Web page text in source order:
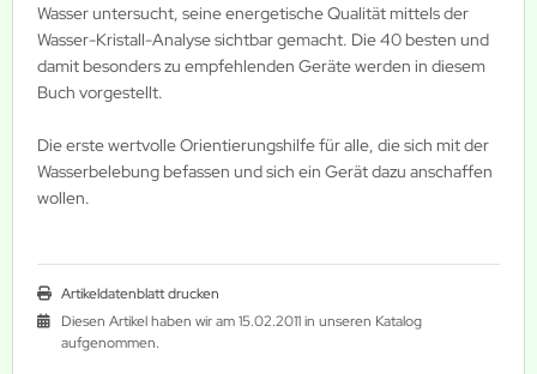
Wasser untersucht, seine energetische Qualität mittels der
Wasser-Kristall-Analyse sichtbar gemacht. Die 40 besten und
damit besonders zu empfehlenden Geräte werden in diesem
Buch vorgestellt.
Die erste wertvolle Orientierungshilfe für alle, die sich mit der
Wasserbelebung befassen und sich ein Gerät dazu anschaffen
wollen.
Artikeldatenblatt drucken
Diesen Artikel haben wir am 15.02.2011 in unseren Katalog
aufgenommen.